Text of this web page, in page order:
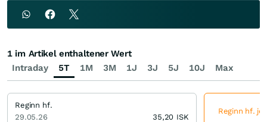
Intraday 5T 1M 3M 1J 3J 5J 10J Max
1 im Artikel enthaltener Wert
Reginn hf.
29.05.26
35,20 ISK
Reginn hf.